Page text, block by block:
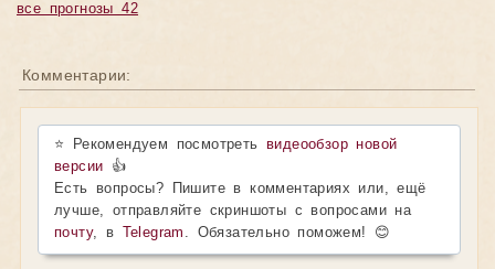
все прогнозы 42
Комментарии:
⭐ Рекомендуем посмотретьвидеообзор новой
версии 👍
Есть вопросы? Пишите в комментариях или, ещё
лучше, отправляйте скриншоты с вопросами на
почту, в Telegram . Обязательно поможем! 😊